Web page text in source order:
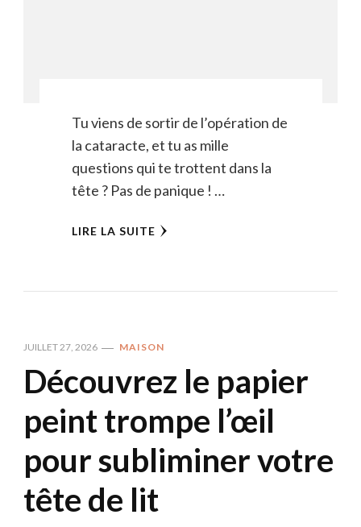
Tu viens de sortir de l’opération de
la cataracte, et tu as mille
questions qui te trottent dans la
tête ? Pas de panique ! …
LIRE LA SUITE
JUILLET 27, 2026 MAISON
Découvrez le papier
peint trompe l’œil
pour subliminer votre
tête de lit